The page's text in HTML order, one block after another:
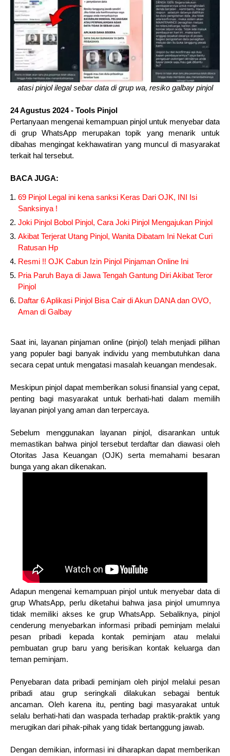
atasi pinjol ilegal sebar data di grup wa, resiko galbay pinjol
24 Agustus 2024 - Tools Pinjol
Pertanyaan mengenai kemampuan pinjol untuk menyebar data
di grup WhatsApp merupakan topik yang menarik untuk
dibahas mengingat kekhawatiran yang muncul di masyarakat
terkait hal tersebut.
BACA JUGA:
69 Pinjol Legal ini kena sanksi Keras Dari OJK, INI Isi
Sanksinya !
Joki Pinjol Bobol Pinjol, Cara Joki Pinjol Mengajukan Pinjol
Akibat Terjerat Utang Pinjol, Wanita Dibatam Ini Nekat Curi
Ratusan Hp
Resmi !! OJK Cabun Izin Pinjol Pinjaman Online Ini
Pria Paruh Baya di Jawa Tengah Gantung Diri Akibat Teror
Pinjol
Daftar 6 Aplikasi Pinjol Bisa Cair di Akun DANA dan OVO,
Aman di Galbay
Saat ini, layanan pinjaman online (pinjol) telah menjadi pilihan
yang populer bagi banyak individu yang membutuhkan dana
secara cepat untuk mengatasi masalah keuangan mendesak.
Meskipun pinjol dapat memberikan solusi finansial yang cepat,
penting bagi masyarakat untuk berhati-hati dalam memilih
layanan pinjol yang aman dan terpercaya.
Sebelum menggunakan layanan pinjol, disarankan untuk
memastikan bahwa pinjol tersebut terdaftar dan diawasi oleh
Otoritas Jasa Keuangan (OJK) serta memahami besaran
bunga yang akan dikenakan.
Adapun mengenai kemampuan pinjol untuk menyebar data di
grup WhatsApp, perlu diketahui bahwa jasa pinjol umumnya
tidak memiliki akses ke grup WhatsApp. Sebaliknya, pinjol
cenderung menyebarkan informasi pribadi peminjam melalui
pesan pribadi kepada kontak peminjam atau melalui
pembuatan grup baru yang berisikan kontak keluarga dan
teman peminjam.
Penyebaran data pribadi peminjam oleh pinjol melalui pesan
pribadi atau grup seringkali dilakukan sebagai bentuk
ancaman. Oleh karena itu, penting bagi masyarakat untuk
selalu berhati-hati dan waspada terhadap praktik-praktik yang
merugikan dari pihak-pihak yang tidak bertanggung jawab.
Dengan demikian, informasi ini diharapkan dapat memberikan